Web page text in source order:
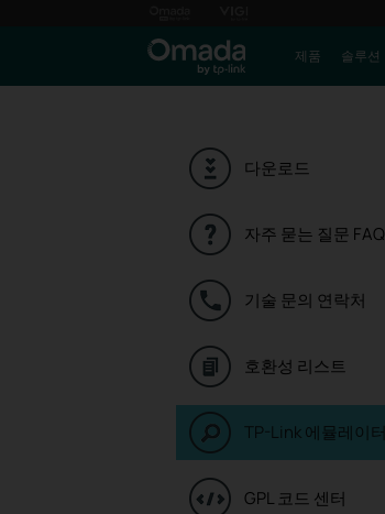
제품 솔루션
다운로드
자주 묻는 질문 FAQ
기술 문의 연락처
호환성 리스트
TP-Link 에뮬레이터
GPL 코드 센터